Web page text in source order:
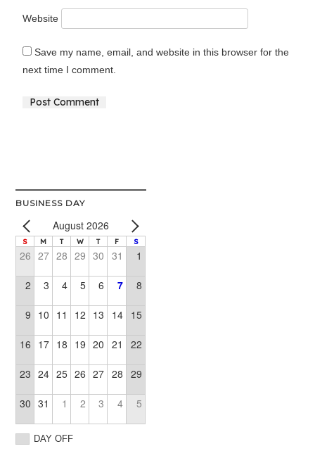
Website
Save my name, email, and website in this browser for the
next time I comment.
BUSINESS DAY
August 2026
S M T W T F S
26 27 28 29 30 31 1
2 3 4 5 6 7 8
9 10 11 12 13 14 15
16 17 18 19 20 21 22
23 24 25 26 27 28 29
30 31 1 2 3 4 5
DAY OFF